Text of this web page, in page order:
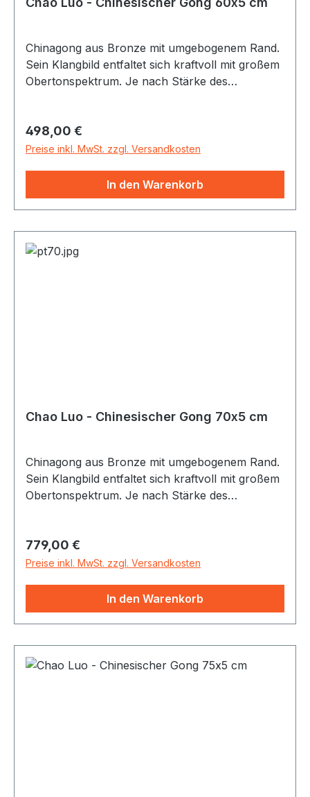
Chinagong aus Bronze mit umgebogenem Rand.
Sein Klangbild entfaltet sich kraftvoll mit großem
Obertonspektrum. Je nach Stärke des
entlocken - vom starken Bässen bis zu sirrenden
Obertönen. Alle Gongs incl. Gongschlägel
Regulärer Preis:
498,00 €
Preise inkl. MwSt. zzgl. Versandkosten
In den Warenkorb
Chao Luo - Chinesischer Gong 70x5 cm
Chinagong aus Bronze mit umgebogenem Rand.
Sein Klangbild entfaltet sich kraftvoll mit großem
Obertonspektrum. Je nach Stärke des
entlocken - vom starken Bässen bis zu sirrenden
Obertönen. Alle Gongs incl. Gongschlägel
Regulärer Preis:
779,00 €
Preise inkl. MwSt. zzgl. Versandkosten
In den Warenkorb